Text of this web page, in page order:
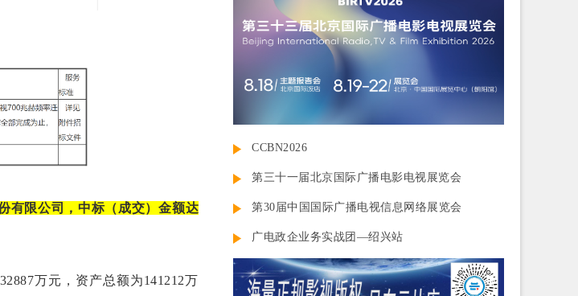
有限公司，中标（成交）金额达
万元，资产总额为141212万
CCBN2026
第三十一届北京国际广播电影电视展览会
第30届中国国际广播电视信息网络展览会
广电政企业务实战团—绍兴站